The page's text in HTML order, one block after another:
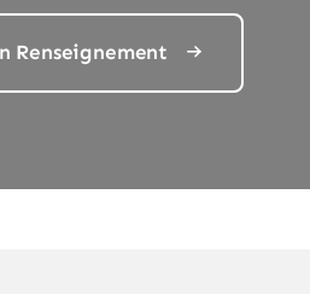
Renseignement